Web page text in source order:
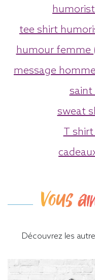
tee shirt
humour femme
message
saint
sweat
T shirt
Vous
Découvrez les